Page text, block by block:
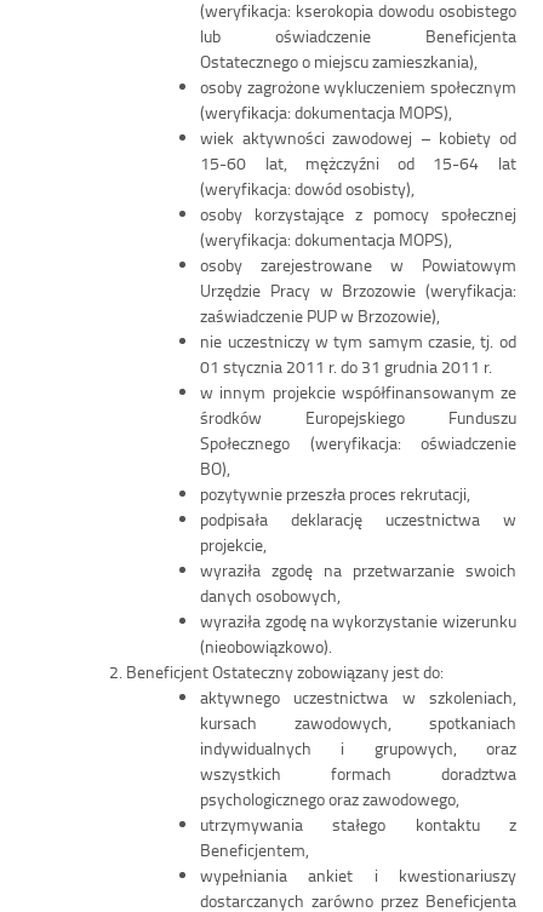
(weryfikacja: kserokopia dowodu osobistego
lub oświadczenie Beneficjenta
Ostatecznego o miejscu zamieszkania),
osoby zagrożone wykluczeniem społecznym
(weryfikacja: dokumentacja MOPS),
wiek aktywności zawodowej – kobiety od
15-60 lat, mężczyźni od 15-64 lat
(weryfikacja: dowód osobisty),
osoby korzystające z pomocy społecznej
(weryfikacja: dokumentacja MOPS),
osoby zarejestrowane w Powiatowym
Urzędzie Pracy w Brzozowie (weryfikacja:
zaświadczenie PUP w Brzozowie),
nie uczestniczy w tym samym czasie, tj. od
01 stycznia 2011 r. do 31 grudnia 2011 r.
w innym projekcie współfinansowanym ze
środków Europejskiego Funduszu
Społecznego (weryfikacja: oświadczenie
BO),
pozytywnie przeszła proces rekrutacji,
podpisała deklarację uczestnictwa w
projekcie,
wyraziła zgodę na przetwarzanie swoich
danych osobowych,
wyraziła zgodę na wykorzystanie wizerunku
(nieobowiązkowo).
Beneficjent Ostateczny zobowiązany jest do:
aktywnego uczestnictwa w szkoleniach,
kursach zawodowych, spotkaniach
indywidualnych i grupowych, oraz
wszystkich formach doradztwa
psychologicznego oraz zawodowego,
utrzymywania stałego kontaktu z
Beneficjentem,
wypełniania ankiet i kwestionariuszy
dostarczanych zarówno przez Beneficjenta